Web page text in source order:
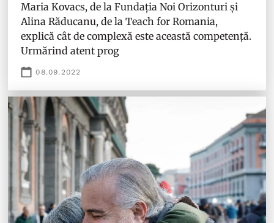
Maria Kovacs, de la Fundația Noi Orizonturi și
Alina Răducanu, de la Teach for Romania,
explică cât de complexă este această competență.
Urmărind atent prog
08.09.2022